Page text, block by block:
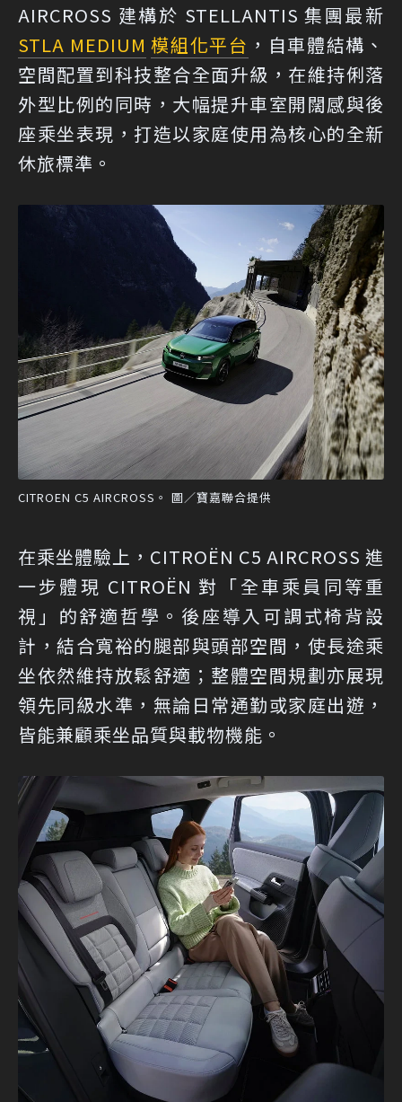
AIRCROSS 建構於 STELLANTIS 集團最新
STLA MEDIUM 模組化平台 ，自車體結構、
空間配置到科技整合全面升級，在維持俐落
外型比例的同時，大幅提升車室開闊感與後
座乘坐表現，打造以家庭使用為核心的全新
休旅標準。
CITROEN C5 AIRCROSS。 圖／寶嘉聯合提供
在乘坐體驗上，CITROËN C5 AIRCROSS 進
一步體現 CITROËN 對「全車乘員同等重
視」的舒適哲學。後座導入可調式椅背設
計，結合寬裕的腿部與頭部空間，使長途乘
坐依然維持放鬆舒適；整體空間規劃亦展現
領先同級水準，無論日常通勤或家庭出遊，
皆能兼顧乘坐品質與載物機能。